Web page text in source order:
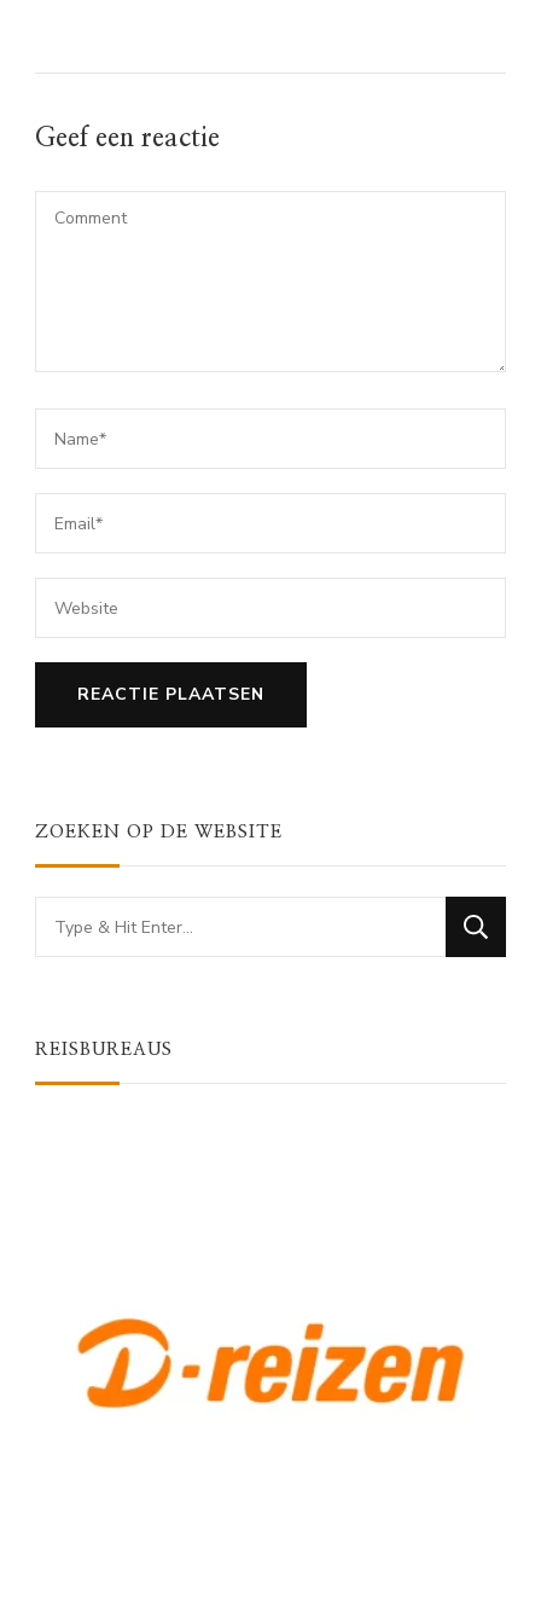
Geef een reactie
ZOEKEN OP DE WEBSITE
Looking
for
REISBUREAUS